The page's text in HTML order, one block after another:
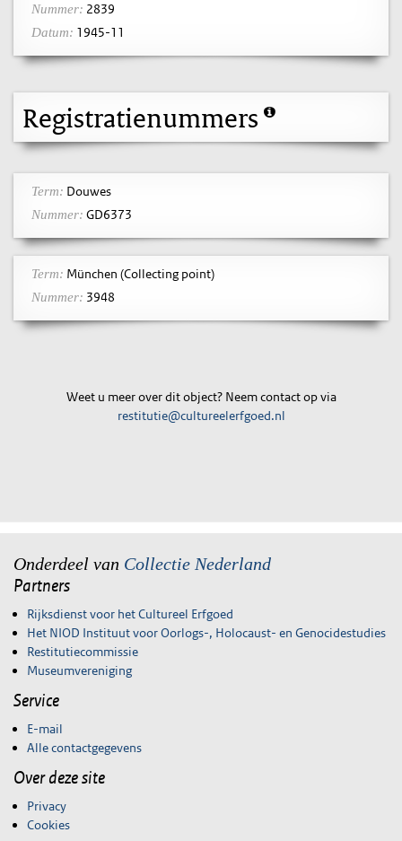
Nummer: 2839
Datum: 1945-11
Registratienummers
Term: Douwes
Nummer: GD6373
Term: München (Collecting point)
Nummer: 3948
Weet u meer over dit object? Neem contact op via
restitutie@cultureelerfgoed.nl
Onderdeel van Collectie Nederland
Partners
Rijksdienst voor het Cultureel Erfgoed
Het NIOD Instituut voor Oorlogs-, Holocaust- en Genocidestudies
Restitutiecommissie
Museumvereniging
Service
E-mail
Alle contactgegevens
Over deze site
Privacy
Cookies